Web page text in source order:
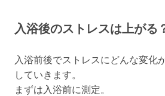
入浴後のストレスは上がる
入浴前後でストレスにどんな変化
していきます。
まずは入浴前に測定。